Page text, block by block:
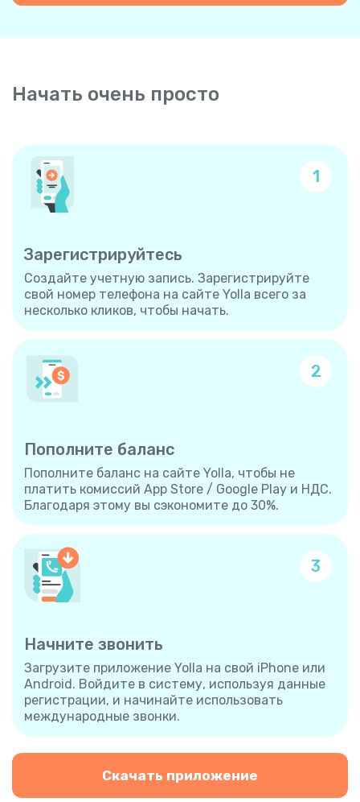
Начать очень просто
1
Зарегистрируйтесь
Создайте учетную запись. Зарегистрируйте
свой номер телефона на сайте Yolla всего за
несколько кликов, чтобы начать.
2
Пополните баланс
Пополните баланс на сайте Yolla, чтобы не
платить комиссий App Store / Google Play и НДС.
Благодаря этому вы сэкономите до 30%.
3
Начните звонить
Загрузите приложение Yolla на свой iPhone или
Android. Войдите в систему, используя данные
регистрации, и начинайте использовать
международные звонки.
Скачать приложение